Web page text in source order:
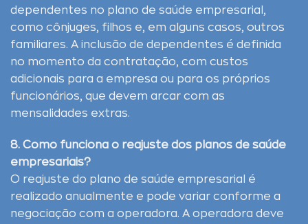
dependentes no plano de saúde empresarial,
como cônjuges, filhos e, em alguns casos, outros
familiares. A inclusão de dependentes é definida
no momento da contratação, com custos
adicionais para a empresa ou para os próprios
funcionários, que devem arcar com as
mensalidades extras.
8. Como funciona o reajuste dos planos de saúde
empresariais?
O reajuste do plano de saúde empresarial é
realizado anualmente e pode variar conforme a
negociação com a operadora. A operadora deve